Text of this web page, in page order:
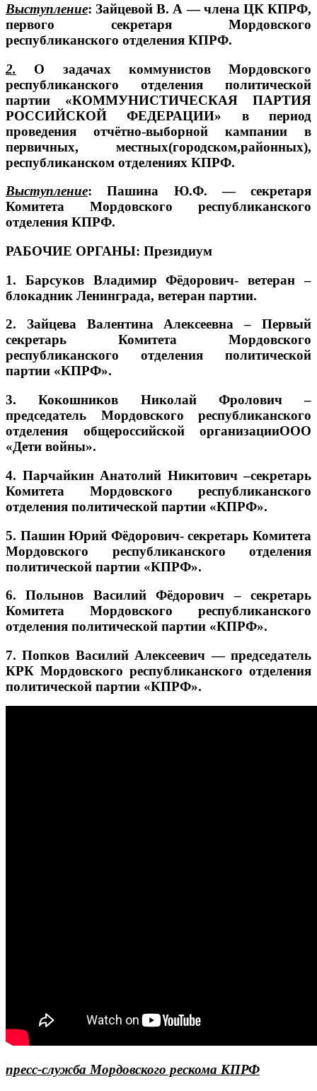
Выступление: Зайцевой В. А — члена ЦК КПРФ,
первого секретаря Мордовского
республиканского отделения КПРФ.
2. О задачах коммунистов Мордовского
республиканского отделения политической
партии «КОММУНИСТИЧЕСКАЯ ПАРТИЯ
РОССИЙСКОЙ ФЕДЕРАЦИИ» в период
проведения отчётно-выборной кампании в
первичных, местных(городском,районных),
республиканском отделениях КПРФ.
Выступление: Пашина Ю.Ф. — секретаря
Комитета Мордовского республиканского
отделения КПРФ.
РАБОЧИЕ ОРГАНЫ: Президиум
1. Барсуков Владимир Фёдорович- ветеран –
блокадник Ленинграда, ветеран партии.
2. Зайцева Валентина Алексеевна – Первый
секретарь Комитета Мордовского
республиканского отделения политической
партии «КПРФ».
3. Кокошников Николай Фролович –
председатель Мордовского республиканского
отделения общероссийской организацииООО
«Дети войны».
4. Парчайкин Анатолий Никитович –секретарь
Комитета Мордовского республиканского
отделения политической партии «КПРФ».
5. Пашин Юрий Фёдорович- секретарь Комитета
Мордовского республиканского отделения
политической партии «КПРФ».
6. Полынов Василий Фёдорович – секретарь
Комитета Мордовского республиканского
отделения политической партии «КПРФ».
7. Попков Василий Алексеевич — председатель
КРК Мордовского республиканского отделения
политической партии «КПРФ».
пресс-служба Мордовского рескома КПРФ